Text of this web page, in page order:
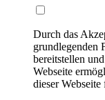
Durch das
grundlegenden
bereitstellen
Webseite
dieser